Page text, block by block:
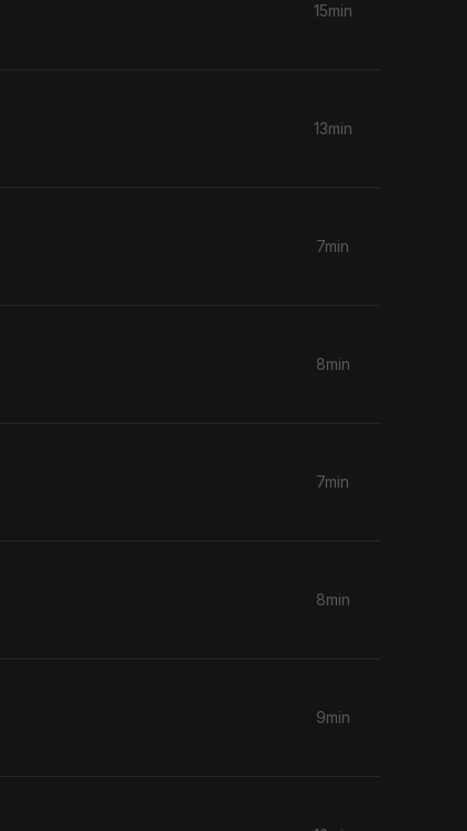
15min
13min
7min
8min
7min
8min
9min